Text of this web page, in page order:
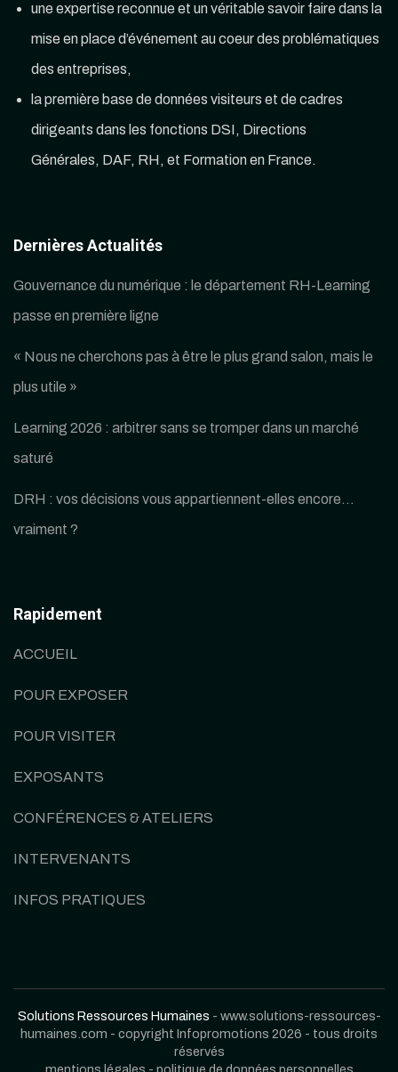
une expertise reconnue et un véritable savoir faire dans la
mise en place d’événement au coeur des problématiques
des entreprises,
la première base de données visiteurs et de cadres
dirigeants dans les fonctions DSI, Directions
Générales, DAF, RH, et Formation en France.
Dernières Actualités
Gouvernance du numérique : le département RH-Learning
passe en première ligne
« Nous ne cherchons pas à être le plus grand salon, mais le
plus utile »
Learning 2026 : arbitrer sans se tromper dans un marché
saturé
DRH : vos décisions vous appartiennent-elles encore…
vraiment ?
Rapidement
ACCUEIL
POUR EXPOSER
POUR VISITER
EXPOSANTS
CONFÉRENCES & ATELIERS
INTERVENANTS
INFOS PRATIQUES
Solutions Ressources Humaines - www.solutions-ressources-
humaines.com - copyright Infopromotions 2026 - tous droits
réservés